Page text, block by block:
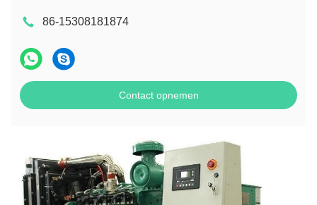
86-15308181874
Contact opnemen